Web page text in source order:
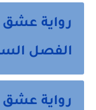
رواية
الفصل
رواية